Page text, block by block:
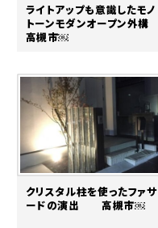
ライトアップも意識したモノ
トーンモダンオープン外構
高槻市￼
クリスタル柱を使ったファサ
ードの演出 高槻市￼